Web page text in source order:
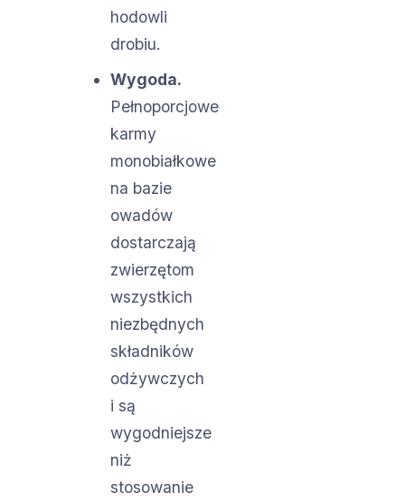
hodowli
drobiu.
Wygoda.
Pełnoporcjowe
karmy
monobiałkowe
na bazie
owadów
dostarczają
zwierzętom
wszystkich
niezbędnych
składników
odżywczych
i są
wygodniejsze
niż
stosowanie